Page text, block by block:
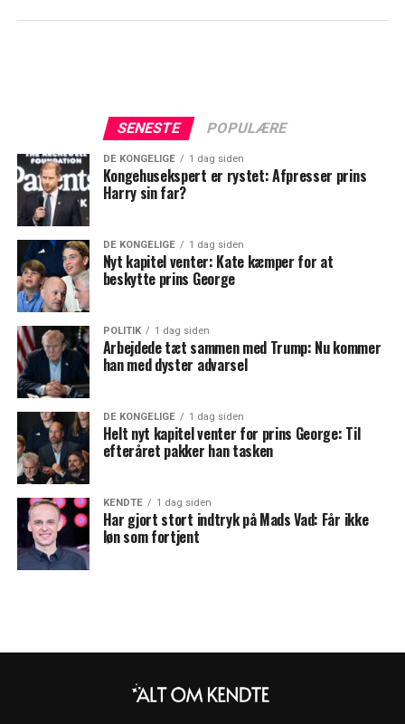
SENESTE POPULÆRE
DE KONGELIGE 1 dag siden
Kongehusekspert er rystet: Afpresser prins
Harry sin far?
DE KONGELIGE 1 dag siden
Nyt kapitel venter: Kate kæmper for at
beskytte prins George
POLITIK 1 dag siden
Arbejdede tæt sammen med Trump: Nu kommer
han med dyster advarsel
DE KONGELIGE 1 dag siden
Helt nyt kapitel venter for prins George: Til
efteråret pakker han tasken
KENDTE 1 dag siden
Har gjort stort indtryk på Mads Vad: Får ikke
løn som fortjent